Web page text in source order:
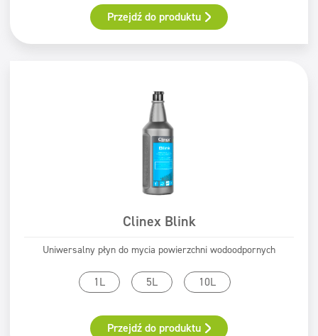
Przejdź do produktu
Clinex Blink
Uniwersalny płyn do mycia powierzchni wodoodpornych
1L 5L 10L
Przejdź do produktu